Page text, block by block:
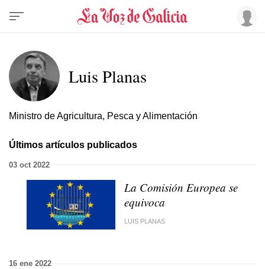
Luis Planas
Ministro de Agricultura, Pesca y Alimentación
Últimos artículos publicados
03 oct 2022
La Comisión Europea se
equivoca
LUIS PLANAS
16 ene 2022